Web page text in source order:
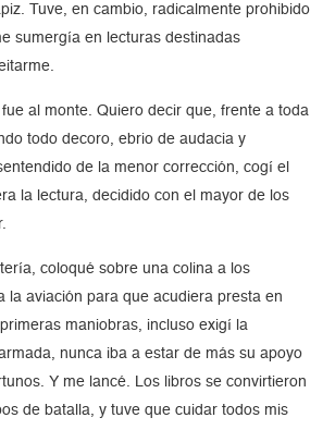
Tuve, en cambio, radicalmente prohibido
sumergía en lecturas destinadas
al monte. Quiero decir que, frente a toda
todo decoro, ebrio de audacia y
de la menor corrección, cogí el
la lectura, decidido con el mayor de los
coloqué sobre una colina a los
la aviación para que acudiera presta en
maniobras, incluso exigí la
nunca iba a estar de más su apoyo
Y me lancé. Los libros se convirtieron
de batalla, y tuve que cuidar todos mis